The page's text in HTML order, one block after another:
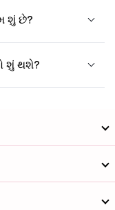
શું છે?
શું થશે?